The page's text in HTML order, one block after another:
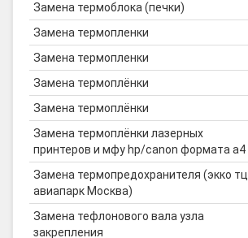
Замена термоблока (печки)
Замена термопленки
Замена термопленки
Замена термоплёнки
Замена термоплёнки
Замена термоплёнки лазерных
принтеров и мфу hp/canon формата а4
Замена термопредохранителя (экко тц
авиапарк Москва)
Замена тефлонового вала узла
закрепления